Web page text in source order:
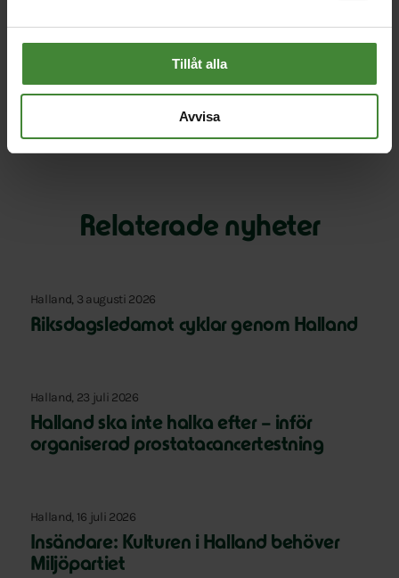
Tillåt alla
Avvisa
Relaterade nyheter
Halland, 3 augusti 2026
Riksdagsledamot cyklar genom Halland
Halland, 23 juli 2026
Halland ska inte halka efter – inför
organiserad prostatacancertestning
Halland, 16 juli 2026
Insändare: Kulturen i Halland behöver
Miljöpartiet